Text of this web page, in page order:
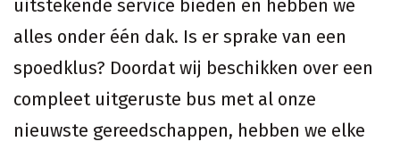
uitstekende service bieden en hebben we
alles onder één dak. Is er sprake van een
spoedklus? Doordat wij beschikken over een
compleet uitgeruste bus met al onze
nieuwste gereedschappen, hebben we elke